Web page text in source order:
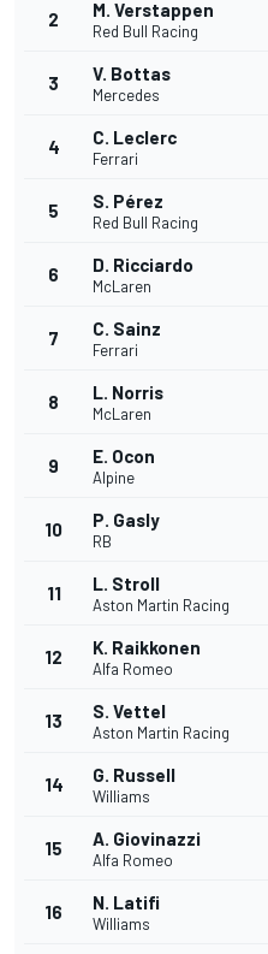
2 M. Verstappen
Red Bull Racing
3 V. Bottas
Mercedes
4 C. Leclerc
Ferrari
5 S. Pérez
Red Bull Racing
6 D. Ricciardo
McLaren
7 C. Sainz
Ferrari
8 L. Norris
McLaren
9 E. Ocon
Alpine
10 P. Gasly
RB
11 L. Stroll
Aston Martin Racing
12 K. Raikkonen
Alfa Romeo
13 S. Vettel
Aston Martin Racing
14 G. Russell
Williams
15 A. Giovinazzi
Alfa Romeo
16 N. Latifi
Williams